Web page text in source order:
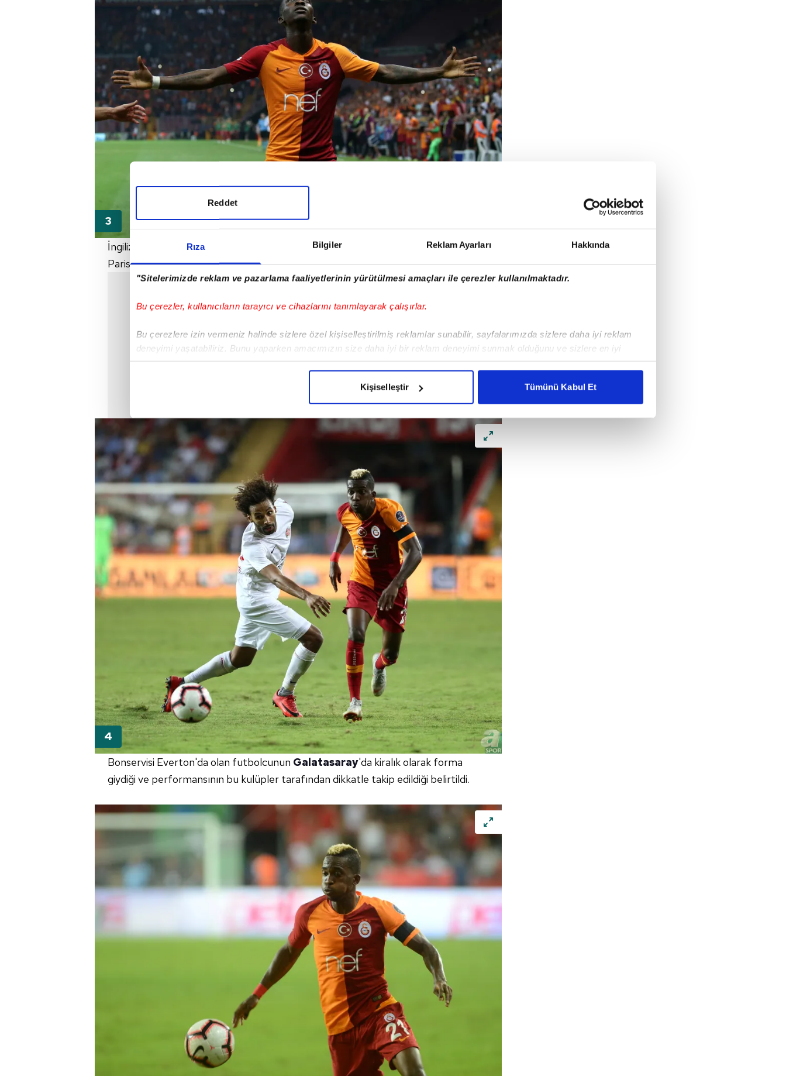
Rıza Bilgiler Reklam Ayarları Hakkında
"Sitelerimizde reklam ve pazarlama faaliyetlerinin yürütülmesi amaçları ile çerezler kullanılmaktadır.
Bu çerezler, kullanıcıların tarayıcı ve cihazlarını tanımlayarak çalışırlar.
Bu çerezlere izin vermeniz halinde sizlere özel kişiselleştirilmiş reklamlar sunabilir, sayfalarımızda sizlere daha iyi reklam
deneyimi yaşatabiliriz. Bunu yaparken amacımızın size daha iyi bir reklam deneyimi sunmak olduğunu ve sizlere en iyi
içerikleri sunabilmek adına elimizden gelen çabayı gösterdiğimizi ve bu noktada, reklamların maliyetlerimizi karşılamak
Her halükârda, kullanıcılar, bu çerezlere izin vermedikleri takdirde, kullanıcılara hedefli reklamlar gösterilmeyecektir."
Sizlere daha iyi bir hizmet sunabilmek için İnternet Sitemizde kendimize ve üçüncü kişilere ait çerezler kullanılmaktadır. Bu
çerezler vasıtasıyla çeşitli kişisel verileriniz işlenmekte olup gerekli olan çerezler bilgi toplumu hizmetlerinin sunulması
amacıyla kullanılmaktadır. Diğer çerezler, sitemizin daha işlevsel kılınması ve kişiselleştirilmesi ve sizlere yönelik
reklam/pazarlama faaliyetlerinin yapılması, amaçlarıyla sınırlı olarak açık rızanız dahilinde kullanılacaktır.
Çerezlere ilişkin tercihlerinizi aşağıda yer alan panel vasıtasıyla belirleyebilirsiniz. Çerezlere ilişkin detaylı bilgi için Ayarlar
butonuna tıklayabilir,
Çerez Bilgilendirme Metnimiziziyaret edebilirsiniz.
6698 sayılı Kişisel Verilerin Korunması Kanunu uyarınca hazırlanmış Aydınlatma Metnimizi okumak ve sitemizde ilgili
mevzuata uygun olarak kullanılan çerezlerle ilgili bilgi almak için lütfentıklayınız.
Reddet
Kişiselleştir Tümünü Kabul Et
İngiliz basınından The Sun'ın haberine göre Henry Onyekuru'ya Bayern Münih,
Paris Saint Germain'in ilgisi var.
Bonservisi Everton'da olan futbolcunun Galatasaray'da kiralık olarak forma
giydiği ve performansının bu kulüpler tarafından dikkatle takip edildiği belirtildi.